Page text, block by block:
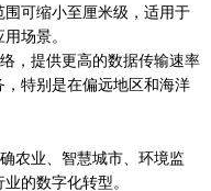
可缩小至厘米级，适用于
场景。
，提供更高的数据传输速率
特别是在偏远地区和海洋
农业、智慧城市、环境监
的数字化转型。